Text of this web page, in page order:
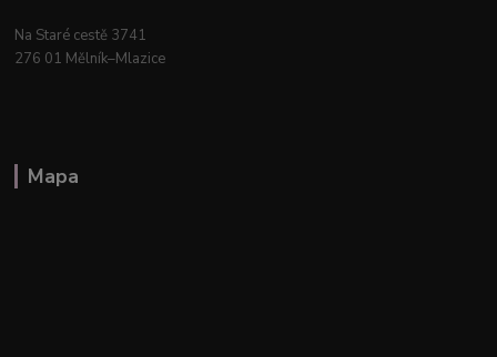
Na Staré cestě 3741
276 01 Mělník–Mlazice
Mapa